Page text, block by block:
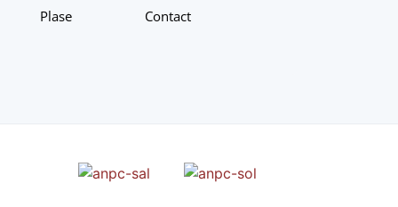
Plase
Contact